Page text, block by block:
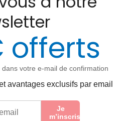
offerts
votre e-mail de confirmation
avantages exclusifs par email
Je
m’inscris